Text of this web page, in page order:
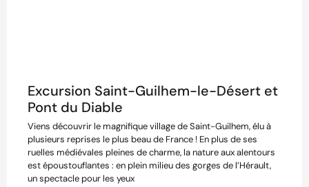
Excursion Saint-Guilhem-le-Désert et
Pont du Diable
Viens découvrir le magnifique village de Saint-Guilhem, élu à
plusieurs reprises le plus beau de France ! En plus de ses
ruelles médiévales pleines de charme, la nature aux alentours
est époustouflantes : en plein milieu des gorges de l’Hérault,
un spectacle pour les yeux